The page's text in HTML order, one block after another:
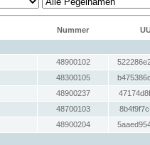
Nummer
48900102
48300105
48900237
48700103
48900204